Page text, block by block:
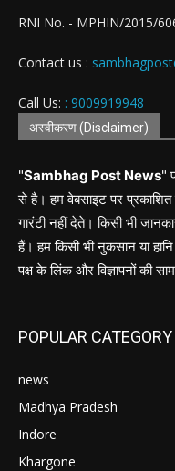
RNI No. - MPHIN/2015/
Contact us :
Call Us: : 9009919948
अस्वीकरण (Disclaimer)
"Sambhag Post News"
से है। हम वेबसाइट पर प्रकाशित
गारंटी नहीं देते। किसी भी
हैं। हम किसी भी नुकसान या
पक्ष के लिंक और विज्ञापनों की
POPULAR CATEGORY
news
Madhya Pradesh
Indore
Khargone